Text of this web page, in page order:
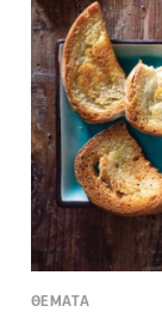
ΘΕΜΑΤΑ